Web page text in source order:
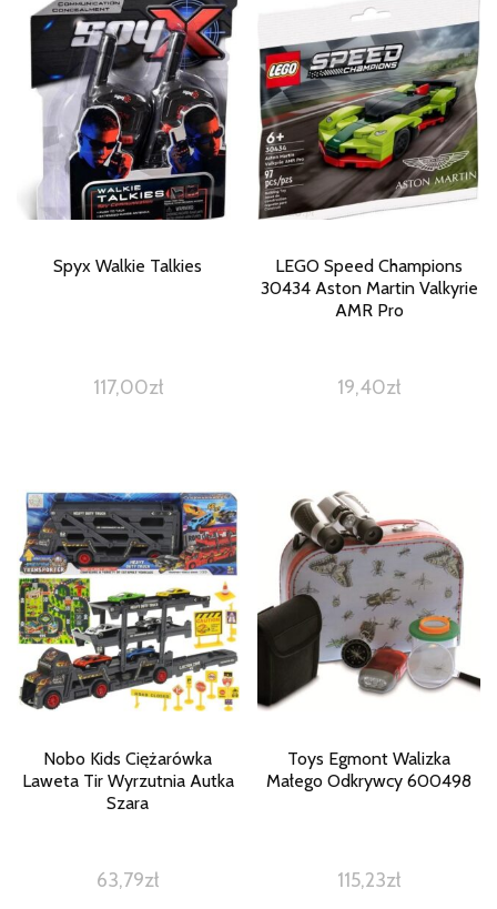
Spyx Walkie Talkies
117,00zł
LEGO Speed Champions
30434 Aston Martin Valkyrie
AMR Pro
19,40zł
Nobo Kids Ciężarówka
Laweta Tir Wyrzutnia Autka
Szara
63,79zł
Toys Egmont Walizka
Małego Odkrywcy 600498
115,23zł